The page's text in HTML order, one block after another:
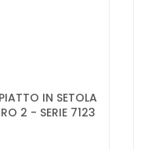
IN SETOLA
2 - SERIE 7123